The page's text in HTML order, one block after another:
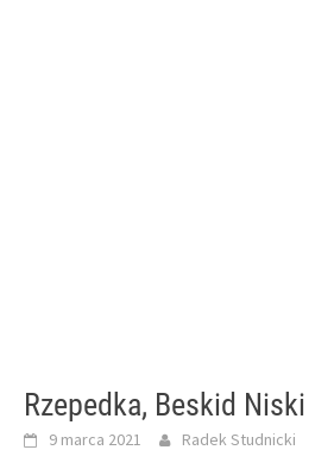
Rzepedka, Beskid Niski
9 marca 2021 Radek Studnicki